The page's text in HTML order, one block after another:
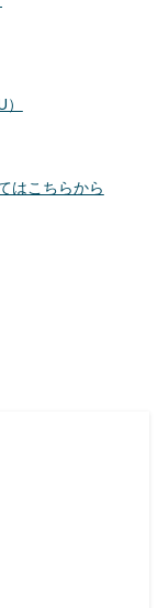
はこちらから